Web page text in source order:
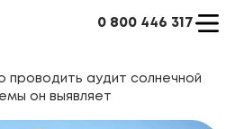
0 800 446 317
проводить аудит солнечной
он выявляет